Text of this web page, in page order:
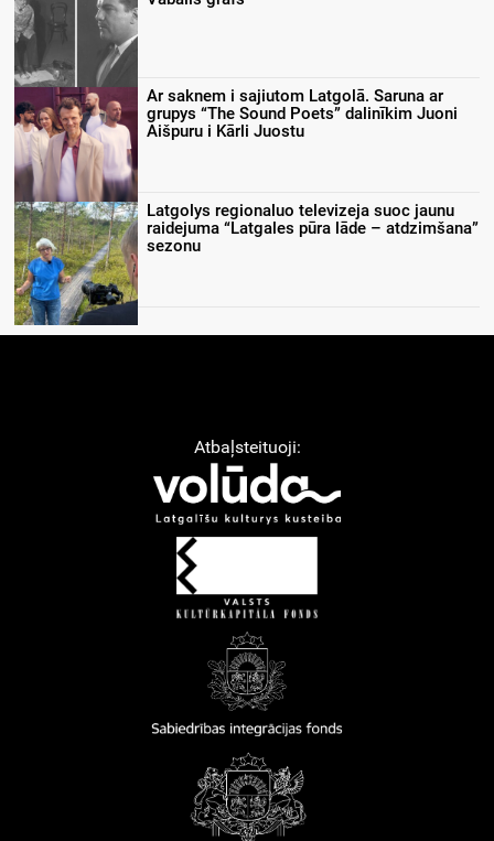
Ar saknem i sajiutom Latgolā. Saruna ar
grupys “The Sound Poets” dalinīkim Juoni
Aišpuru i Kārli Juostu
Latgolys regionaluo televizeja suoc jaunu
raidejuma “Latgales pūra lāde – atdzimšana”
sezonu
Atbaļsteituoji: